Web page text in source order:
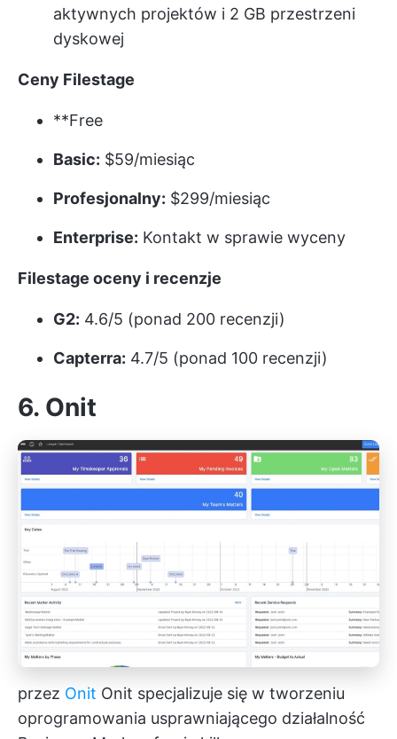
aktywnych projektów i 2 GB przestrzeni
dyskowej
Ceny Filestage
**Free
Basic: $59/miesiąc
Profesjonalny: $299/miesiąc
Enterprise: Kontakt w sprawie wyceny
Filestage oceny i recenzje
G2: 4.6/5 (ponad 200 recenzji)
Capterra: 4.7/5 (ponad 100 recenzji)
6. Onit
przez Onit Onit specjalizuje się w tworzeniu
oprogramowania usprawniającego działalność